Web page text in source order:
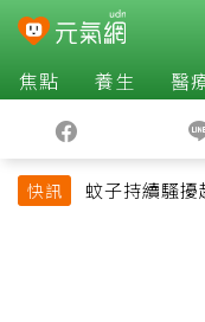
焦點 養生 醫
快訊
蚊子持續騷擾